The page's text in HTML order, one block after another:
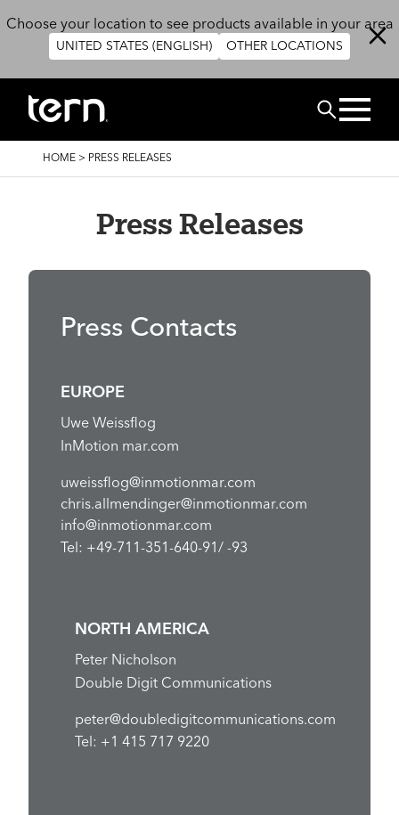
Choose your location to see products available in your area
UNITED STATES (ENGLISH) OTHER LOCATIONS
BUSCAR
BREADCRUMB
HOME > PRESS RELEASES
Press Releases
Press Contacts
EUROPE
Uwe Weissflog
InMotion mar.com
uweissflog@inmotionmar.com
chris.allmendinger@inmotionmar.com
info@inmotionmar.com
Tel: +49-711-351-640-91/ -93
NORTH AMERICA
Peter Nicholson
Double Digit Communications
peter@doubledigitcommunications.com
Tel: +1 415 717 9220